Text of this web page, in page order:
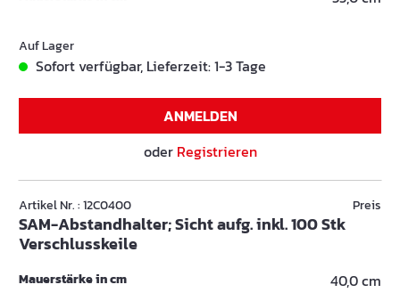
Auf Lager
Sofort verfügbar, Lieferzeit: 1-3 Tage
ANMELDEN
oder Registrieren
Artikel Nr. : 12C0400
SAM-Abstandhalter; Sicht aufg. inkl. 100 Stk
Verschlusskeile
Preis
Mauerstärke in cm 40,0 cm